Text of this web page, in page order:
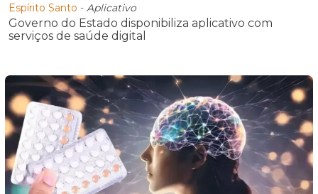
Espírito Santo - Aplicativo
Governo do Estado disponibiliza aplicativo com
serviços de saúde digital